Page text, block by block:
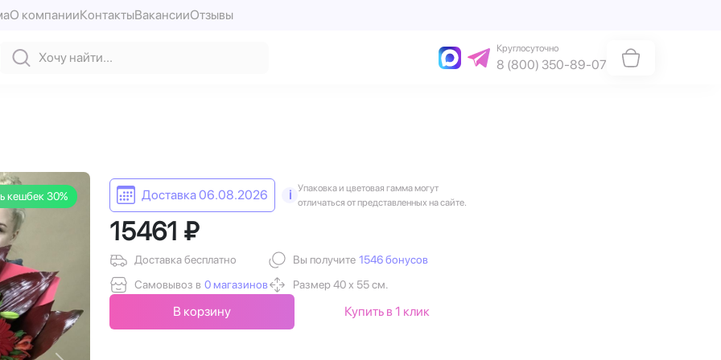
О компанииКонтактыВакансииОтзывы
Круглосуточно
8 (800) 350-89-07
кешбек 30% Доставка 06.08.2026 i
Упаковка и цветовая гамма могут
отличаться от представленных на сайте.
15461 ₽
Доставка бесплатно
Самовывоз в 0 магазинов
Вы получите 1546 бонусов
Размер 40 х 55 см.
В корзину Купить в 1 клик